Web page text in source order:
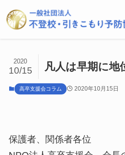
凡人は早期に地
2020
10/15
高卒支援会コラム 2020年10月15日
保護者、関係者各位